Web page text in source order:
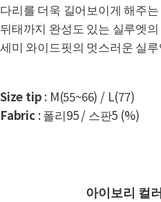
다리를 더욱 길어보이게 해주
뒤태까지 완성도 있는 실루엣
세미 와이드핏의 멋스러운 실
Size tip : M(55~66) / L(77)
Fabric: 폴리95 / 스판5 (%)
아이보리 컬